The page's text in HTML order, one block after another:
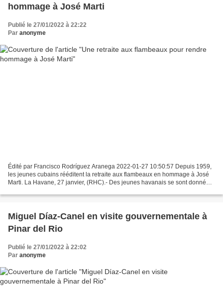
hommage à José Marti
Publié le 27/01/2022 à 22:22
Par anonyme
Édité par Francisco Rodríguez Aranega 2022-01-27 10:50:57 Depuis 1959,
les jeunes cubains rééditent la retraite aux flambeaux en hommage à José
Marti. La Havane, 27 janvier, (RHC).- Des jeunes havanais se sont donné
Miguel Díaz-Canel en visite gouvernementale à
Pinar del Rio
Publié le 27/01/2022 à 22:02
Par anonyme